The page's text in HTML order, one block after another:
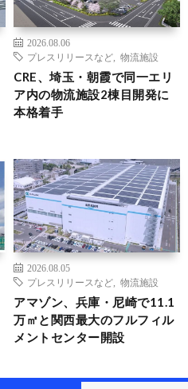
2026.08.06
プレスリリースなど
物流施設
CRE、埼玉・朝霞で同一エリ
ア内の物流施設2棟目開発に
本格着手
2026.08.05
プレスリリースなど
物流施設
アマゾン、兵庫・尼崎で11.1
万㎡と関西最大のフルフィル
メントセンター開設